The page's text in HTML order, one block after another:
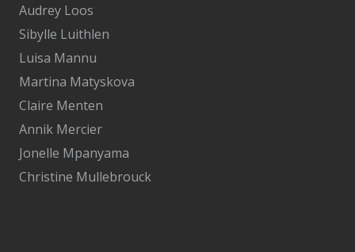
Audrey Loos
Sibylle Luithlen
Luisa Mannu
Martina Matyskova
Claire Menten
Annik Mercier
Jonelle Mpanyama
Christine Mullebrouck